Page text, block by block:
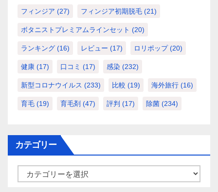
フィンジア (27) フィンジア初期脱毛 (21)
ボタニストプレミアムラインセット (20)
ランキング (16) レビュー (17) ロリポップ(20)
健康 (17) 口コミ (17) 感染 (232)
新型コロナウイルス (233) 比較 (19) 海外旅行 (16)
育毛 (19) 育毛剤 (47) 評判 (17) 除菌 (234)
カテゴリー